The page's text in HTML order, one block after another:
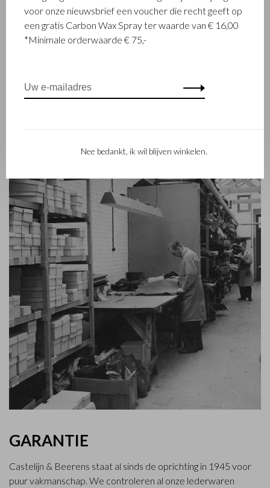
lederwaren ontwerpt en vervaardigt. Het bedrijf werd
opgericht toen stikmeester Walter Castelijn en leerstanser
Marinus Beerens besloten samen leerproducten te maken.
internationale bekendheid. De familietraditie van kwaliteit en
vakmanschap staat nog altijd hoog in het vaandel. Iets wat ook
GARANTIE
Castelijn & Beerens staat al sinds de oprichting in 1945 voor
puur vakmanschap. We controleren al onze lederwaren
voor onze nieuwsbrief een voucher die recht geeft op
een gratis Carbon Wax Spray ter waarde van € 16,00
*Minimale orderwaarde € 75,-
Nee bedankt, ik wil blijven winkelen.